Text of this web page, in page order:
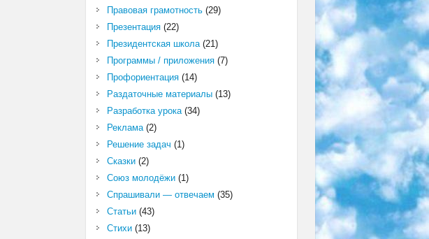
Правовая грамотность(29)
Презентация(22)
Президентская школа(21)
Программы / приложения(7)
Профориентация(14)
Раздаточные материалы(13)
Разработка урока(34)
Реклама(2)
Решение задач (1)
Сказки(2)
Союз молодёжи(1)
Спрашивали — отвечаем (35)
Статьи(43)
Стихи(13)